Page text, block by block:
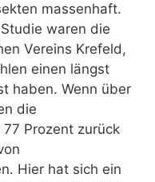
massenhaft.
waren die
Vereins Krefeld,
einen längst
haben. Wenn über
die
Prozent zurück
Hier hat sich ein